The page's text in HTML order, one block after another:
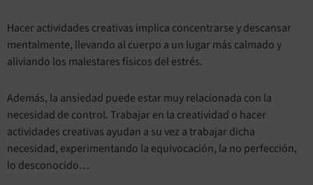
Hacer actividades creativas implica concentrarse y descansar
mentalmente, llevando al cuerpo a un lugar más calmado y
aliviando los malestares físicos del estrés.
Además, la ansiedad puede estar muy relacionada con la
necesidad de control. Trabajar en la creatividad o hacer
actividades creativas ayudan a su vez a trabajar dicha
necesidad, experimentando la equivocación, la no perfección,
lo desconocido…